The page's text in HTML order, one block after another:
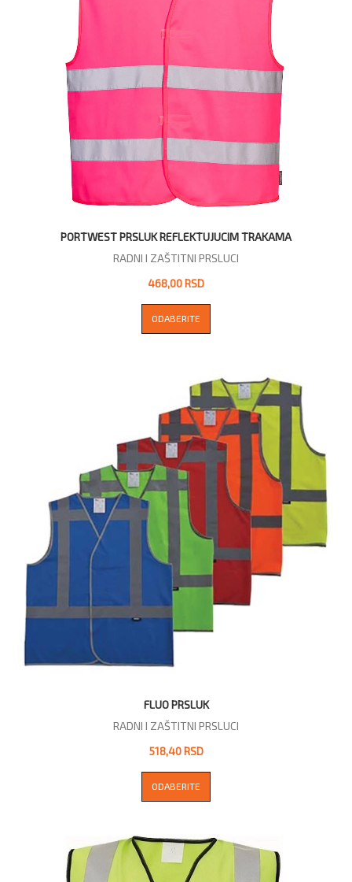
PORTWEST PRSLUK REFLEKTUJUCIM TRAKAMA
RADNI I ZAŠTITNI PRSLUCI
468,00 RSD
ODABERITE
FLUO PRSLUK
RADNI I ZAŠTITNI PRSLUCI
518,40 RSD
ODABERITE